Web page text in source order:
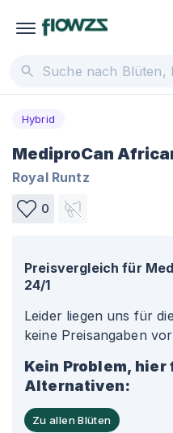
Hybrid
MediproCan
Royal Runtz
0
Preisvergleich für
24/1
Leider liegen uns für
keine Preisangaben
Kein Problem, hier
Alternativen:
Zu allen Blüten